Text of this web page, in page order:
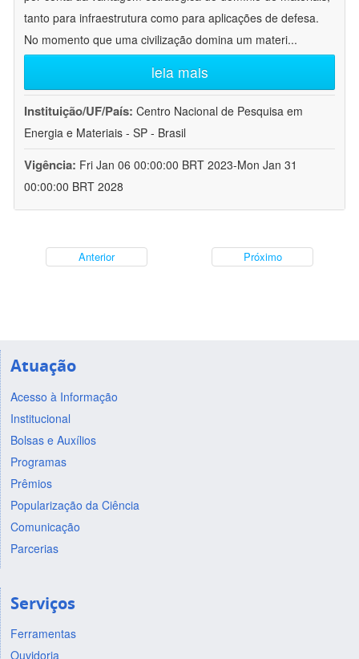
tanto para infraestrutura como para aplicações de defesa.
No momento que uma civilização domina um materi...
leia mais
Instituição/UF/País: Centro Nacional de Pesquisa em
Energia e Materiais - SP - Brasil
Vigência: Fri Jan 06 00:00:00 BRT 2023-Mon Jan 31
00:00:00 BRT 2028
Anterior Próximo
Atuação
Acesso à Informação
Institucional
Bolsas e Auxílios
Programas
Prêmios
Popularização da Ciência
Comunicação
Parcerias
Serviços
Ferramentas
Ouvidoria